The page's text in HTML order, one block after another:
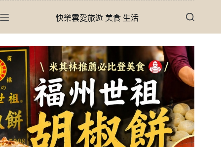
至
內
容
快樂雲愛旅遊 美食 生活